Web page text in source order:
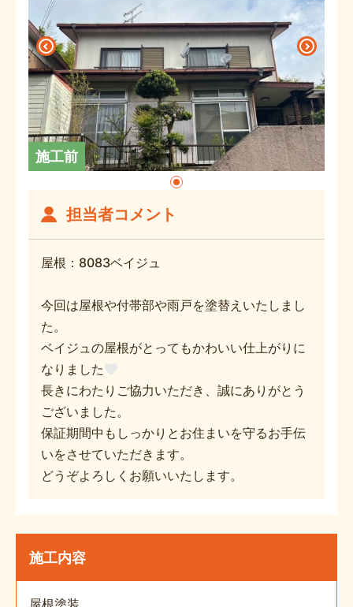
施工前
担当者コメント
屋根：8083ベイジュ
今回は屋根や付帯部や雨戸を塗替えいたしまし
た。
ベイジュの屋根がとってもかわいい仕上がりに
なりました
長きにわたりご協力いただき、誠にありがとう
ございました。
保証期間中もしっかりとお住まいを守るお手伝
いをさせていただきます。
どうぞよろしくお願いいたします。
施工内容